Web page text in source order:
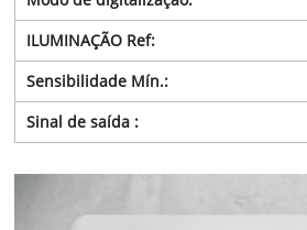
ILUMINAÇÃO Ref:
Sensibilidade Mín.:
Sinal de saída :